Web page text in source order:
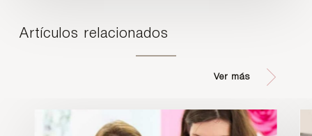
Artículos relacionados
Ver más